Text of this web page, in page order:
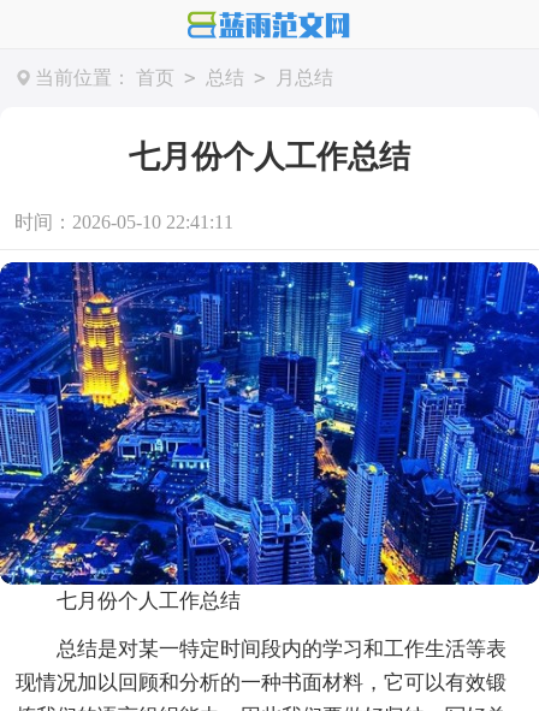
当前位置： 首页 > 总结 > 月总结
七月份个人工作总结
时间：2026-05-10 22:41:11
七月份个人工作总结
总结是对某一特定时间段内的学习和工作生活等表
现情况加以回顾和分析的一种书面材料，它可以有效锻